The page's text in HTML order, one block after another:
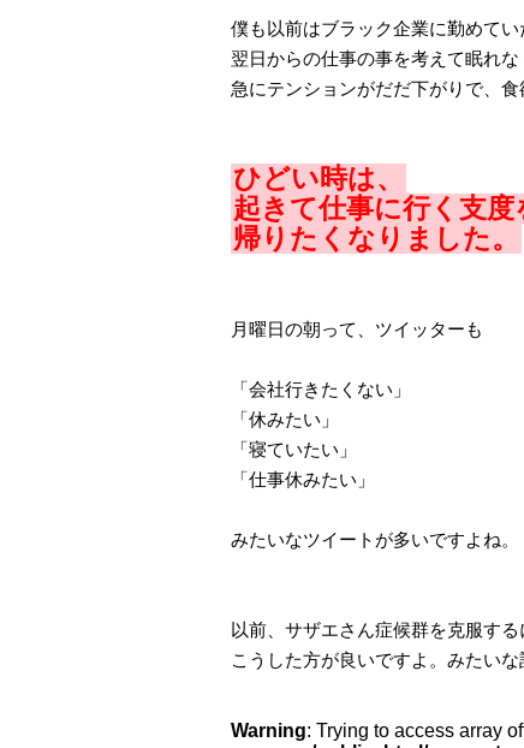
僕も以前はブラック企業に勤めてい
翌日からの仕事の事を考えて眠れな
急にテンションがだだ下がりで、食
ひどい時は、
起きて仕事に行く支
帰りたくなりました。
月曜日の朝って、ツイッターも
「会社行きたくない」
「休みたい」
「寝ていたい」
「仕事休みたい」
みたいなツイートが多いですよね。
以前、サザエさん症候群を克服する
こうした方が良いですよ。みたいな